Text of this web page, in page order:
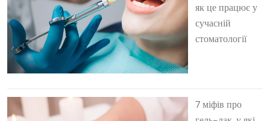
як це працює у
сучасній
стоматології
7 міфів про